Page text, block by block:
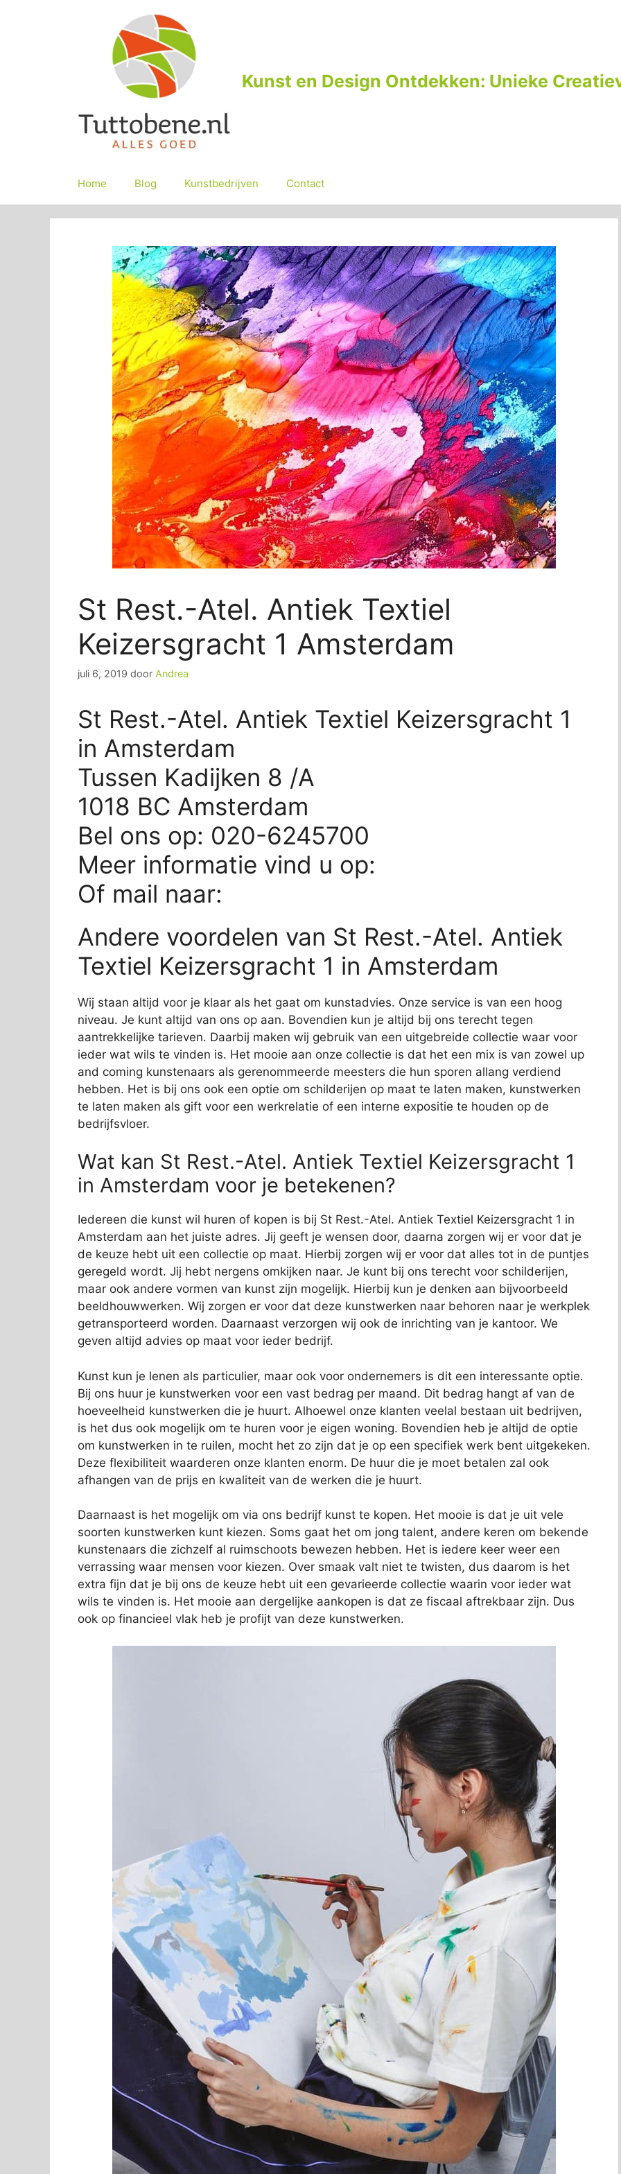
Kunst en Design Ontdekken: Unieke
Home Blog Kunstbedrijven Contact
St Rest.-Atel. Antiek Textiel
Keizersgracht 1 Amsterdam
juli 6, 2019 door Andrea
St Rest.-Atel. Antiek Textiel Keizersgracht 1
in Amsterdam
Tussen Kadijken 8 /A
1018 BC Amsterdam
Bel ons op: 020-6245700
Meer informatie vind u op:
Of mail naar:
Andere voordelen van St Rest.-Atel. Antiek
Textiel Keizersgracht 1 in Amsterdam
Wij staan altijd voor je klaar als het gaat om kunstadvies. Onze service is van een hoog
niveau. Je kunt altijd van ons op aan. Bovendien kun je altijd bij ons terecht tegen
aantrekkelijke tarieven. Daarbij maken wij gebruik van een uitgebreide collectie waar voor
ieder wat wils te vinden is. Het mooie aan onze collectie is dat het een mix is van zowel up
and coming kunstenaars als gerenommeerde meesters die hun sporen allang verdiend
hebben. Het is bij ons ook een optie om schilderijen op maat te laten maken, kunstwerken
te laten maken als gift voor een werkrelatie of een interne expositie te houden op de
bedrijfsvloer.
Wat kan St Rest.-Atel. Antiek Textiel Keizersgracht 1
in Amsterdam voor je betekenen?
Iedereen die kunst wil huren of kopen is bij St Rest.-Atel. Antiek Textiel Keizersgracht 1 in
Amsterdam aan het juiste adres. Jij geeft je wensen door, daarna zorgen wij er voor dat je
de keuze hebt uit een collectie op maat. Hierbij zorgen wij er voor dat alles tot in de puntjes
geregeld wordt. Jij hebt nergens omkijken naar. Je kunt bij ons terecht voor schilderijen,
maar ook andere vormen van kunst zijn mogelijk. Hierbij kun je denken aan bijvoorbeeld
beeldhouwwerken. Wij zorgen er voor dat deze kunstwerken naar behoren naar je werkplek
getransporteerd worden. Daarnaast verzorgen wij ook de inrichting van je kantoor. We
geven altijd advies op maat voor ieder bedrijf.
Kunst kun je lenen als particulier, maar ook voor ondernemers is dit een interessante optie.
Bij ons huur je kunstwerken voor een vast bedrag per maand. Dit bedrag hangt af van de
hoeveelheid kunstwerken die je huurt. Alhoewel onze klanten veelal bestaan uit bedrijven,
is het dus ook mogelijk om te huren voor je eigen woning. Bovendien heb je altijd de optie
om kunstwerken in te ruilen, mocht het zo zijn dat je op een specifiek werk bent uitgekeken.
Deze flexibiliteit waarderen onze klanten enorm. De huur die je moet betalen zal ook
afhangen van de prijs en kwaliteit van de werken die je huurt.
Daarnaast is het mogelijk om via ons bedrijf kunst te kopen. Het mooie is dat je uit vele
soorten kunstwerken kunt kiezen. Soms gaat het om jong talent, andere keren om bekende
kunstenaars die zichzelf al ruimschoots bewezen hebben. Het is iedere keer weer een
verrassing waar mensen voor kiezen. Over smaak valt niet te twisten, dus daarom is het
extra fijn dat je bij ons de keuze hebt uit een gevarieerde collectie waarin voor ieder wat
wils te vinden is. Het mooie aan dergelijke aankopen is dat ze fiscaal aftrekbaar zijn. Dus
ook op financieel vlak heb je profijt van deze kunstwerken.